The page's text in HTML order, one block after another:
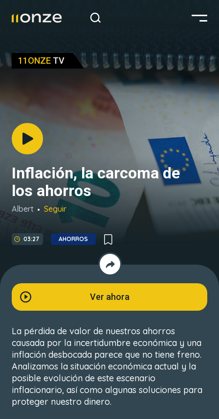
11ONZE TV
Inflación, la carcoma de
los ahorros
Albert Seguir
03:27 AHORROS
Ver ahora
La pérdida de valor de nuestros ahorros
causada por la incertidumbre económica y una
inflación desbocada parece que no tiene freno.
Analizamos la situación económica actual y la
posible evolución de este escenario
inflacionario, así como algunas soluciones para
proteger nuestro dinero.